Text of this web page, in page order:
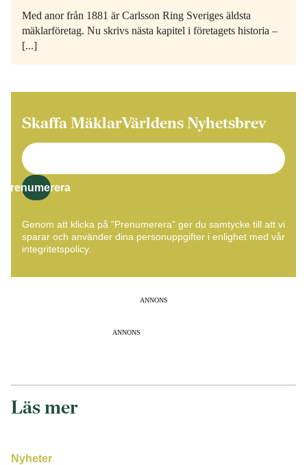
Med anor från 1881 är Carlsson Ring Sveriges äldsta
mäklarföretag. Nu skrivs nästa kapitel i företagets historia –
[...]
Skaffa MäklarVärldens Nyhetsbrev
Prenumerera
Genom att klicka på "Prenumerera" ger du samtycke till att vi
sparar och använder dina personuppgifter i enlighet med vår
integritetspolicy.
ANNONS
ANNONS
Läs mer
Nyheter